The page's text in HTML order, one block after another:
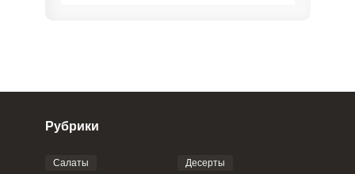
Рубрики
Салаты Десерты